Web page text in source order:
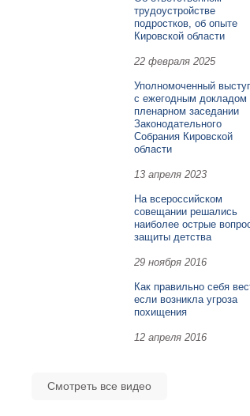
трудоустройстве
подростков, об опыте
Кировской области
22 февраля 2025
Уполномоченный
с ежегодным докладом
пленарном заседании
Законодательного
Собрания Кировской
области
13 апреля 2023
На всероссийском
совещании решались
наиболее острые
защиты детства
29 ноября 2016
Как правильно себя
если возникла угроза
похищения
12 апреля 2016
Смотреть все видео